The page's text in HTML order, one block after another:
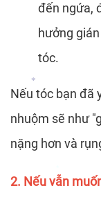
đến ngứa,
hưởng
tóc.
Nếu tóc bạn đã
nhuộm sẽ như
nặng hơn và
2. Nếu vẫn